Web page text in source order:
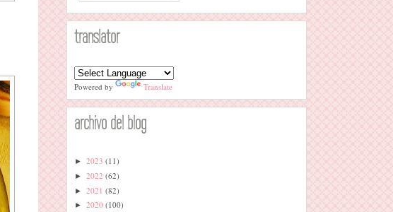
translator
Powered by Translate
archivo del blog
► 2023 (11)
► 2022 (62)
► 2021 (82)
► 2020 (100)